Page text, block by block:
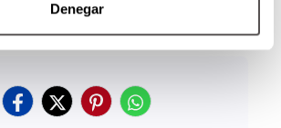
Denegar